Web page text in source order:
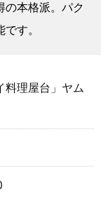
の本格派。パク
す。
料理屋台」ヤム